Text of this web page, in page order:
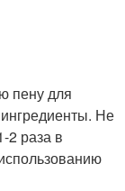
пену для
Не
2 раза в